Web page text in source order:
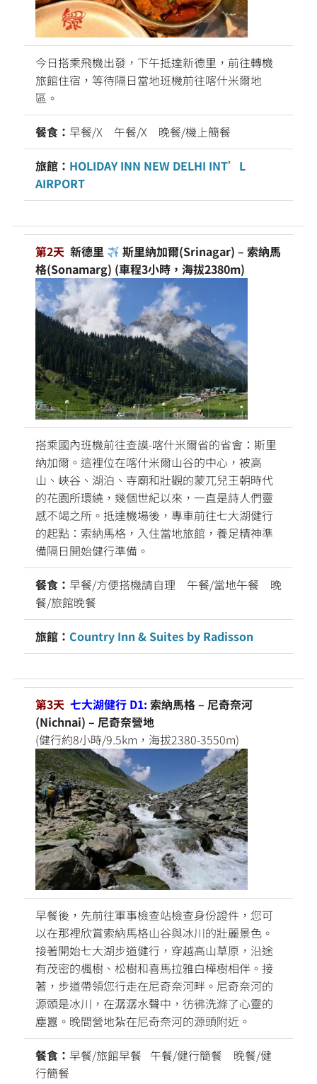
今日搭乘飛機出發，下午抵達新德里，前往轉機
旅館住宿，等待隔日當地班機前往喀什米爾地
區。
餐食： 早餐/X 午餐/X 晚餐/機上簡餐
旅館： HOLIDAY INN NEW DELHI INT’L
AIRPORT
第2天 新德里
斯里納加爾(Srinagar) – 索納馬
格(Sonamarg) (車程3小時，海拔2380m)
搭乘國內班機前往查謨-喀什米爾省的省會：斯里
納加爾。這裡位在喀什米爾山谷的中心，被高
山、峽谷、湖泊、寺廟和壯觀的蒙兀兒王朝時代
的花園所環繞，幾個世紀以來，一直是詩人們靈
感不竭之所。抵達機場後，專車前往七大湖健行
的起點：索納馬格，入住當地旅館，養足精神準
備隔日開始健行準備。
餐食： 早餐/方便搭機請自理 午餐/當地午餐 晚
餐/旅館晚餐
旅館： Country Inn & Suites by Radisson
第3天 七大湖健行 D1: 索納馬格 – 尼奇奈河
(Nichnai) – 尼奇奈營地
(健行約8小時/9.5km，海拔2380-3550m)
早餐後，先前往軍事檢查站檢查身份證件，您可
以在那裡欣賞索納馬格山谷與冰川的壯麗景色。
接著開始七大湖步道健行，穿越高山草原，沿途
有茂密的楓樹、松樹和喜馬拉雅白樺樹相伴。接
著，步道帶領您行走在尼奇奈河畔。尼奇奈河的
源頭是冰川，在潺潺水聲中，彷彿洗滌了心靈的
塵囂。晚間營地紮在尼奇奈河的源頭附近。
餐食： 早餐/旅館早餐 午餐/健行簡餐 晚餐/健
行簡餐